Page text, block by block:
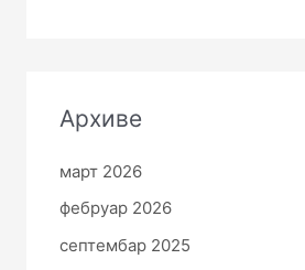
Архиве
март 2026
фебруар 2026
септембар 2025